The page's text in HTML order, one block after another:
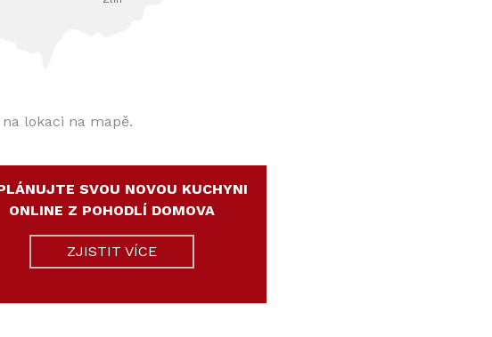
lokaci na mapě.
SVOU NOVOU KUCHYNI
ONLINE Z POHODLÍ DOMOVA
ZJISTIT VÍCE